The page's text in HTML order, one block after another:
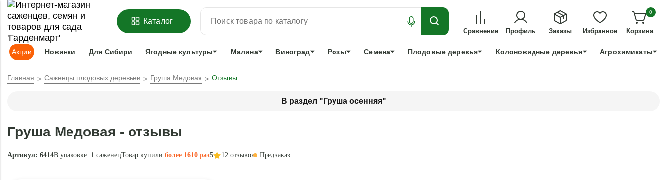
ОФОРМИТЬПРЕДЗАКАЗ =ЗАБРОНИРОВАТЬЛУЧШЕЕ ДЛЯ ТЕХ, КТО УСПЕЕТ!
Адрес доставки:Москва Доставка и оплата Гарантии +7 991 898 83 30
Каталог
Сравнение Профиль Заказы Избранное
0
Корзина
Акции Новинки Для Сибири Ягодные культуры Малина Виноград Розы Семена Плодовые деревья Колоновидные деревья Агрохимикаты
Главная Саженцы плодовых деревьев Груша Медовая Отзывы
В раздел "Груша осенняя"
Груша Медовая - отзывы
Артикул: 6414В упаковке: 1 саженецТовар купили более 1610 раз5 12 отзывов Предзаказ